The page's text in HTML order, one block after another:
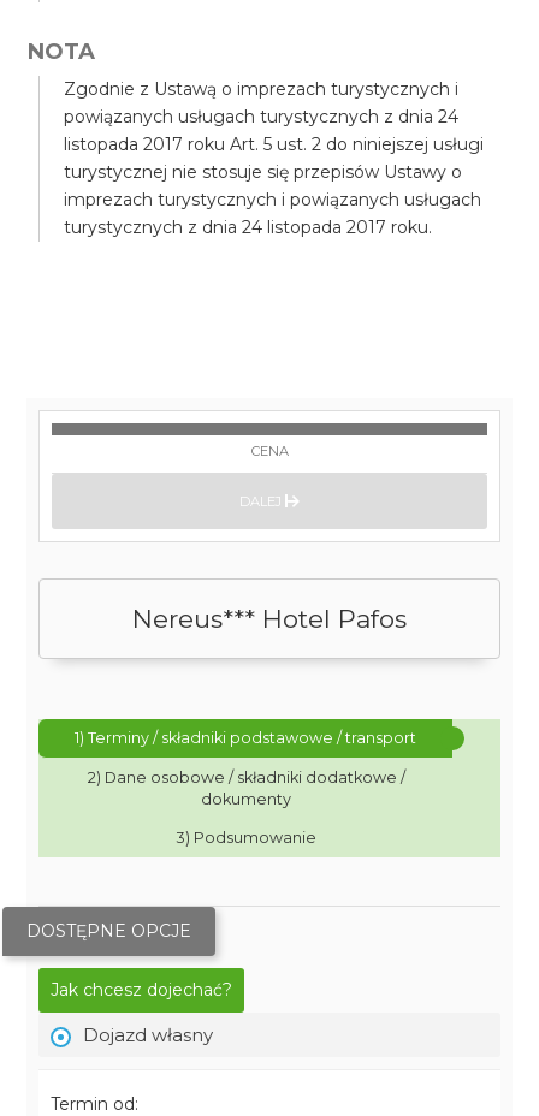
NOTA
Zgodnie z Ustawą o imprezach turystycznych i
powiązanych usługach turystycznych z dnia 24
listopada 2017 roku Art. 5 ust. 2 do niniejszej usługi
turystycznej nie stosuje się przepisów Ustawy o
imprezach turystycznych i powiązanych usługach
turystycznych z dnia 24 listopada 2017 roku.
Nereus*** Hotel Pafos
1) Terminy / składniki podstawowe / transport
2) Dane osobowe / składniki dodatkowe /
dokumenty
3) Podsumowanie
DOSTĘPNE OPCJE
Jak chcesz dojechać?
Dojazd własny
Termin od:
CENA
DALEJ